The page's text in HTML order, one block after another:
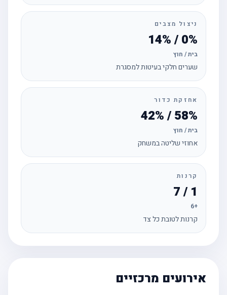
ניצול מצבים
0% / 14%
בית / חוץ
שערים חלקי בעיטות למסגרת
אחזקת כדור
58% / 42%
בית / חוץ
אחוזי שליטה במשחק
קרנות
קרנות לטובת כל צד
אירועים מרכזיים